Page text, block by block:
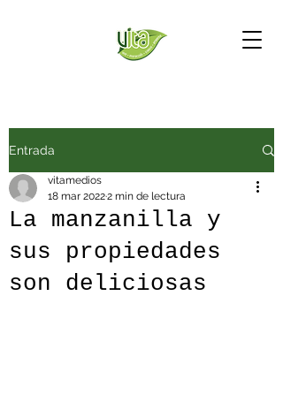
Entrada
La manzanilla y
sus propiedades
son deliciosas
vitamedios
18 mar 20222 min de lectura